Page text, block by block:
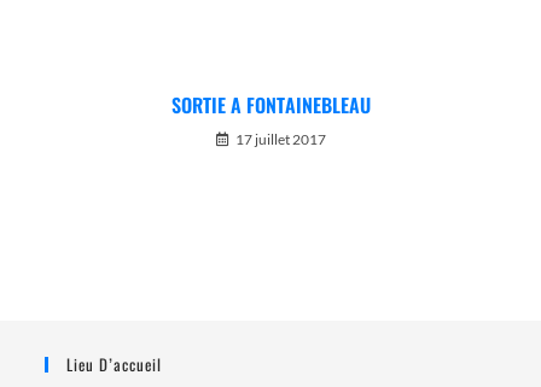
SORTIE A FONTAINEBLEAU
17 juillet 2017
Lieu D’accueil